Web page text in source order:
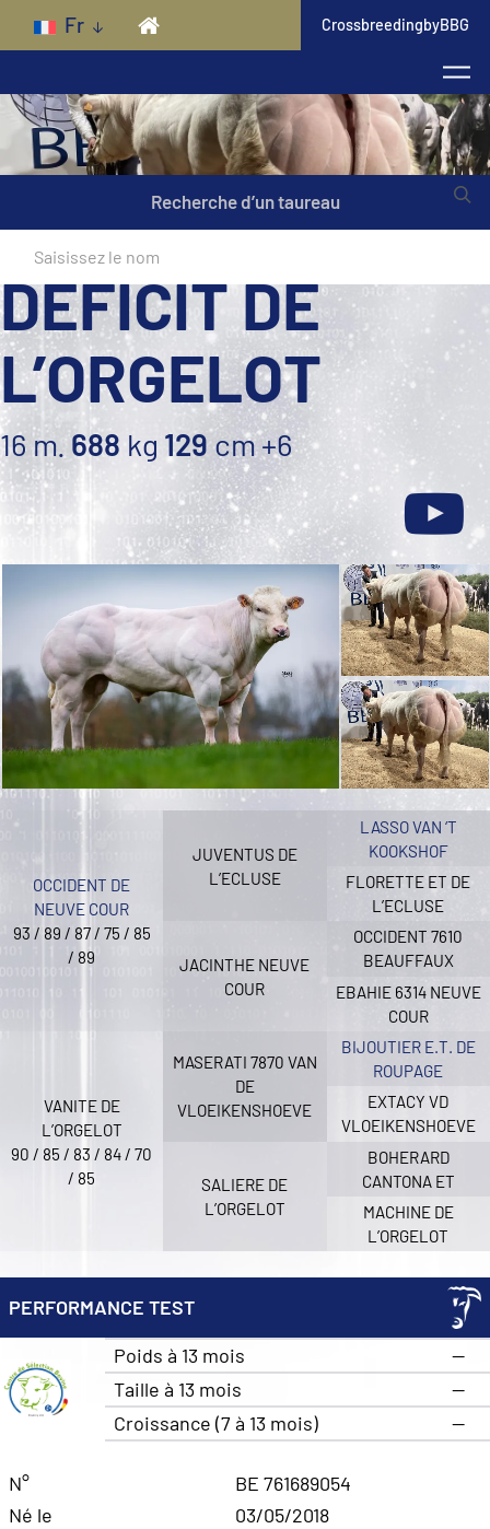
Skip to main content
Fr CrossbreedingbyBBG
Recherche d’un taureau
DEFICIT DE
L’ORGELOT
16 m. 688 kg 129cm+6
OCCIDENT DE
NEUVE COUR
93 / 89 / 87 / 75 / 85
/ 89
JUVENTUS DE
L’ECLUSE
JACINTHE NEUVE
COUR
LASSO VAN ‘T
KOOKSHOF
FLORETTE ET DE
L’ECLUSE
OCCIDENT 7610
BEAUFFAUX
EBAHIE 6314 NEUVE
COUR
VANITE DE
L’ORGELOT
90 / 85 / 83 / 84 / 70
/ 85
MASERATI 7870 VAN
DE
VLOEIKENSHOEVE
SALIERE DE
L’ORGELOT
BIJOUTIER E.T. DE
ROUPAGE
EXTACY VD
VLOEIKENSHOEVE
BOHERARD
CANTONA ET
MACHINE DE
L’ORGELOT
PERFORMANCE TEST
Poids à 13 mois
—
Taille à 13 mois
—
Croissance (7 à 13 mois)
—
N°
BE 761689054
Né le
03/05/2018